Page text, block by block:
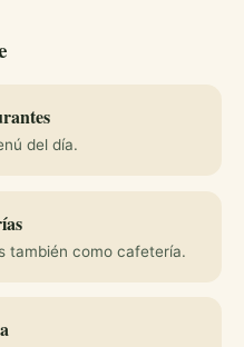
del día.
también como cafetería.